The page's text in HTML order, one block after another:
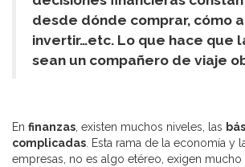
desde dónde comprar, cómo
invertir…etc. Lo que hace que
sean un compañero de viaje
En finanzas, existen muchos niveles, las
complicadas. Esta rama de la economía y
empresas, no es algo etéreo, exigen mucho